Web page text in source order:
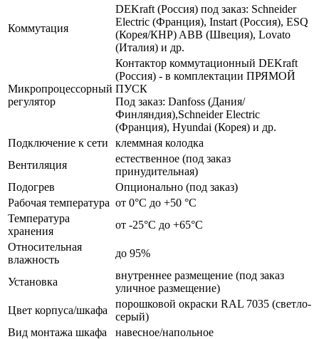
Коммутация
DEKraft (Россия) под заказ: Schneider
Electric (Франция), Instart (Россия), ESQ
(Корея/КНР) ABB (Швеция), Lovato
(Италия) и др.
Микропроцессорный
регулятор
Контактор коммутационный DEKraft
(Россия) - в комплектации ПРЯМОЙ
ПУСК
Под заказ: Danfoss (Дания/
Финляндия),Schneider Electric
(Франция), Hyundai (Корея) и др.
Подключение к сети
клеммная колодка
Вентиляция
естественное (под заказ
принудительная)
Подогрев
Опционально (под заказ)
Рабочая температура от 0°C до +50 °C
Температура
хранения
от -25°C до +65°C
Относительная
влажность
до 95%
Установка
внутреннее размещение (под заказ
уличное размещение)
Цвет корпуса/шкафа
порошковой окраски RAL 7035 (светло-
серый)
Вид монтажа шкафа
навесное/напольное